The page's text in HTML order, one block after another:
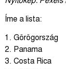
Íme a lista:
1. Görögország
2. Panama
3. Costa Rica